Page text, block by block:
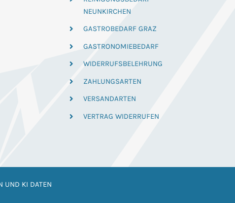
NEUNKIRCHEN
GASTROBEDARF GRAZ
GASTRONOMIEBEDARF
WIDERRUFSBELEHRUNG
ZAHLUNGSARTEN
VERSANDARTEN
VERTRAG WIDERRUFEN
UND KI DATEN